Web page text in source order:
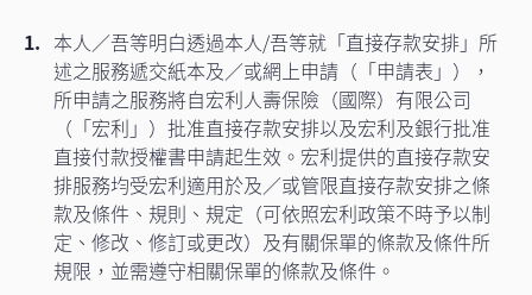
本人／吾等明白透過本人/吾等就「直接存款安排」所
述之服務遞交紙本及／或網上申請（「申請表」），
所申請之服務將自宏利人壽保險（國際）有限公司
（「宏利」）批准直接存款安排以及宏利及銀行批准
直接付款授權書申請起生效。宏利提供的直接存款安
排服務均受宏利適用於及／或管限直接存款安排之條
款及條件、規則、規定（可依照宏利政策不時予以制
定、修改、修訂或更改）及有關保單的條款及條件所
規限，並需遵守相關保單的條款及條件。